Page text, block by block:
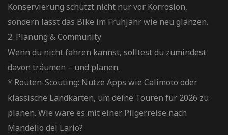
Konservierung schützt nicht nur vor Korrosion,
sondern lässt das Bike im Frühjahr wie neu glänzen.
2. Planung & Community
Wenn du nicht fahren kannst, solltest du zumindest
davon träumen – und planen.
* Routen-Scouting: Nutze Apps wie Calimoto oder
klassische Landkarten, um deine Touren für 2026 zu
planen. Wie wäre es mit einer Pilgerreise nach
Mandello del Lario?